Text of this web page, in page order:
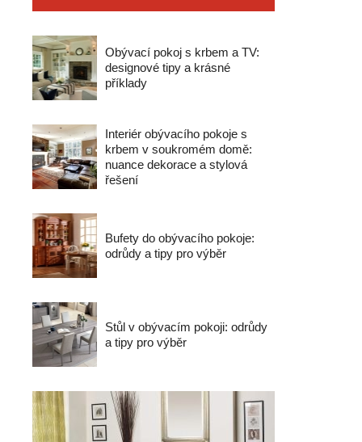
Obývací pokoj s krbem a TV:
designové tipy a krásné
příklady
Interiér obývacího pokoje s
krbem v soukromém domě:
nuance dekorace a stylová
řešení
Bufety do obývacího pokoje:
odrůdy a tipy pro výběr
Stůl v obývacím pokoji: odrůdy
a tipy pro výběr